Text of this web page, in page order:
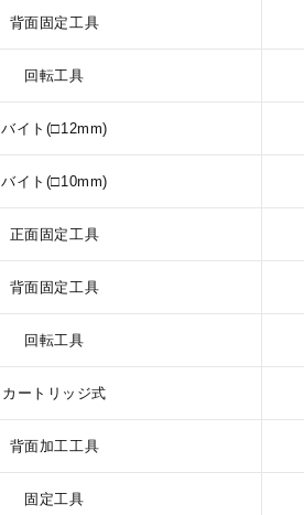
背面固定工具
回転工具
バイト(□12mm)
バイト(□10mm)
正面固定工具
背面固定工具
回転工具
カートリッジ式
背面加工工具
固定工具